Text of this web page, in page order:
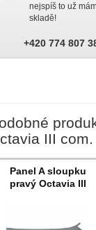
nejspíš to už
skladě!
+420 774 807
III com.
Panel A sloupku
pravý Octavia III